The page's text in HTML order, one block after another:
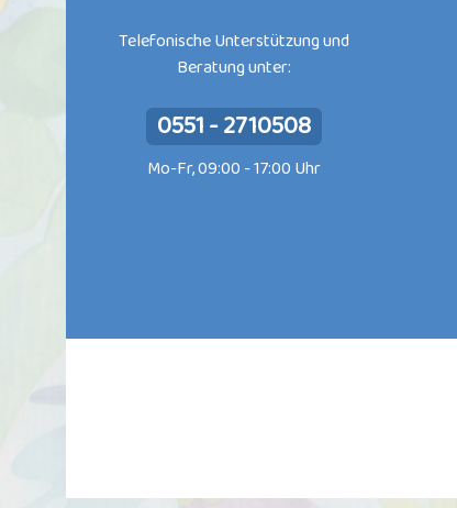
Telefonische Unterstützung und
Beratung unter:
0551 - 2710508
Mo-Fr, 09:00 - 17:00 Uhr